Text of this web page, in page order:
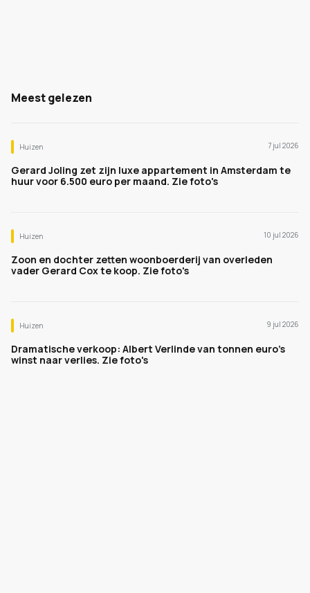
Meest gelezen
Huizen 7 jul 2026
Gerard Joling zet zijn luxe appartement in Amsterdam te
huur voor 6.500 euro per maand. Zie foto's
Huizen 10 jul 2026
Zoon en dochter zetten woonboerderij van overleden
vader Gerard Cox te koop. Zie foto's
Huizen 9 jul 2026
Dramatische verkoop: Albert Verlinde van tonnen euro's
winst naar verlies. Zie foto's